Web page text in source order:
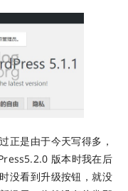
正是由于今天写得多，
版本时我在后
没看到升级按钮，就没